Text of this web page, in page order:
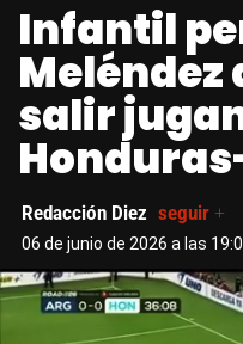
Infantil
Meléndez
salir
Redacción Diez seguir +
06 de junio de 2026 a las